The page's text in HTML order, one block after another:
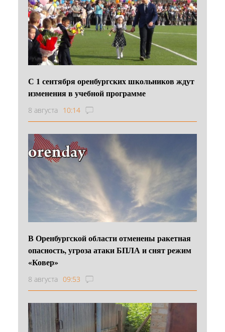
С 1 сентября оренбургских школьников ждут
изменения в учебной программе
8 августа 10:14
В Оренбургской области отменены ракетная
опасность, угроза атаки БПЛА и снят режим
«Ковер»
8 августа 09:53